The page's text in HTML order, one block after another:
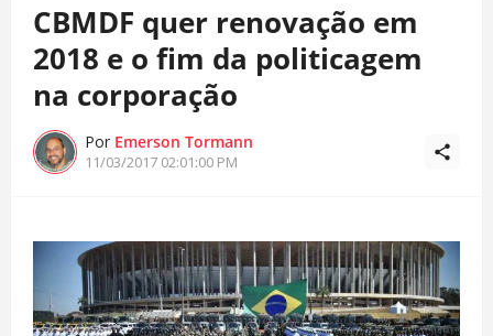
CBMDF quer renovação em
2018 e o fim da politicagem
na corporação
Por Emerson Tormann
11/03/2017 02:01:00 PM